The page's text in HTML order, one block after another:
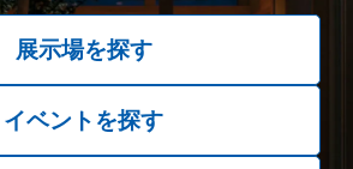
展示場を探す
イベントを探す